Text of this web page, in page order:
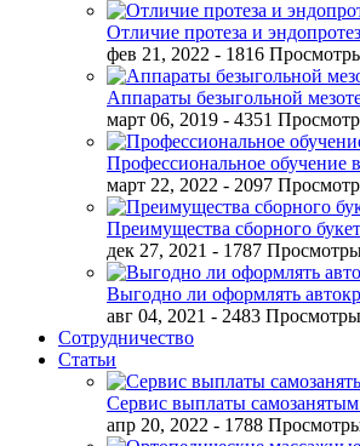
Отличие протеза и
фев 21, 2022 - 1816
Аппараты безыгольной
март 06, 2019 - 4351
Профессиональное обучение
март 22, 2022 - 2097
Преимущества сборного
дек 27, 2021 - 1787
Выгодно ли оформлять
авг 04, 2021 - 2483 Просмотры
Сотрудничество
Статьи
Сервис выплаты
апр 20, 2022 - 1788